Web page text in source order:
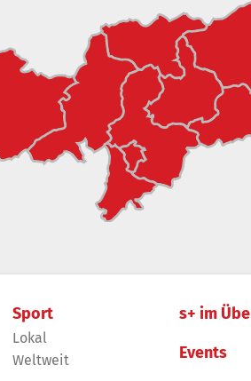
Sport
Lokal
Weltweit
s+ im
Events